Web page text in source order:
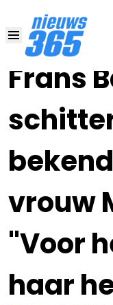
Frans
vrouw
"Voor
haar
26 JUL 2023, 16:00